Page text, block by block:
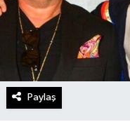
Paylaş